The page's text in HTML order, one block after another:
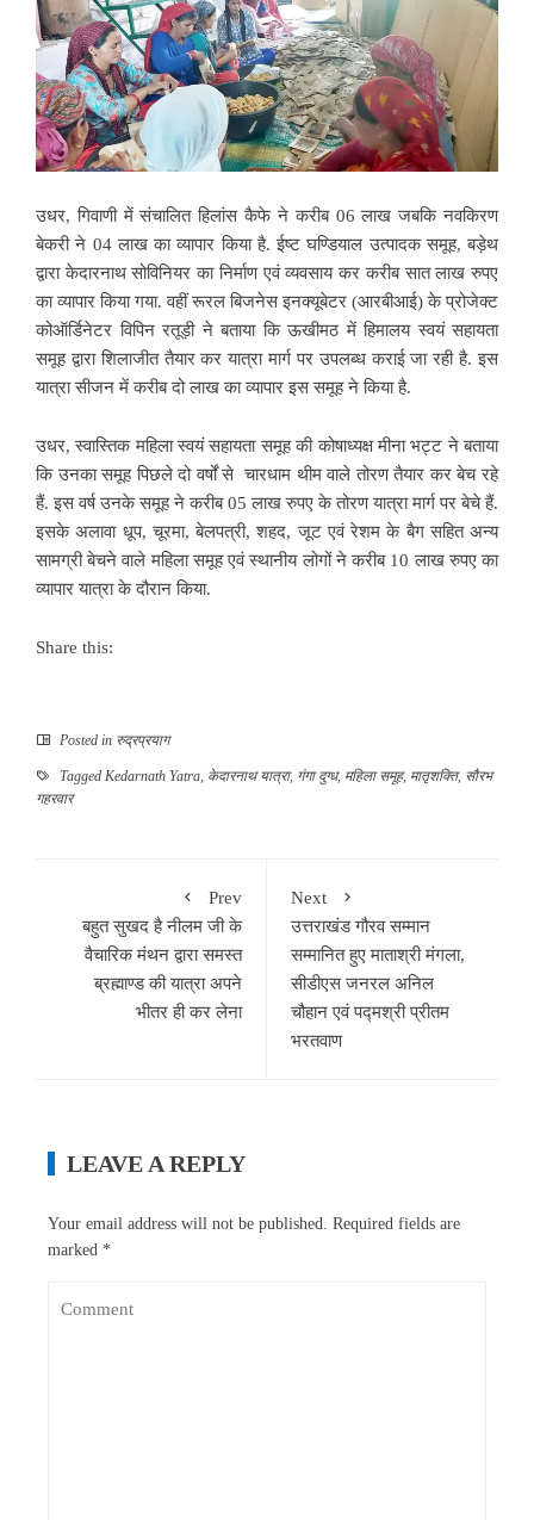
उधर, गिवाणी में संचालित हिलांस कैफे ने करीब 06 लाख जबकि नवकिरण
बेकरी ने 04 लाख का व्यापार किया है. ईष्ट घण्डियाल उत्पादक समूह, बड़ेथ
द्वारा केदारनाथ सोविनियर का निर्माण एवं व्यवसाय कर करीब सात लाख रुपए
का व्यापार किया गया. वहीं रूरल बिजनेस इनक्यूबेटर (आरबीआई) के प्रोजेक्ट
कोऑर्डिनेटर विपिन रतूड़ी ने बताया कि ऊखीमठ में हिमालय स्वयं सहायता
समूह द्वारा शिलाजीत तैयार कर यात्रा मार्ग पर उपलब्ध कराई जा रही है. इस
यात्रा सीजन में करीब दो लाख का व्यापार इस समूह ने किया है.
उधर, स्वास्तिक महिला स्वयं सहायता समूह की कोषाध्यक्ष मीना भट्ट ने बताया
कि उनका समूह पिछले दो वर्षों से चारधाम थीम वाले तोरण तैयार कर बेच रहे
हैं. इस वर्ष उनके समूह ने करीब 05 लाख रुपए के तोरण यात्रा मार्ग पर बेचे हैं.
इसके अलावा धूप, चूरमा, बेलपत्री, शहद, जूट एवं रेशम के बैग सहित अन्य
सामग्री बेचने वाले महिला समूह एवं स्थानीय लोगों ने करीब 10 लाख रुपए का
व्यापार यात्रा के दौरान किया.
Share this:
Posted in रुद्रप्रयाग
Tagged Kedarnath Yatra केदारनाथ यात्रा, गंगा दुग्ध, महिला समूह, मातृशक्ति, सौरभ
गहरवार
Prev
बहुत सुखद है नीलम जी के
वैचारिक मंथन द्वारा समस्त
ब्रह्माण्ड की यात्रा अपने
भीतर ही कर लेना
Next
उत्तराखंड गौरव सम्मान
सम्मानित हुए माताश्री मंगला,
सीडीएस जनरल अनिल
चौहान एवं पद्मश्री प्रीतम
भरतवाण
LEAVE A REPLY
Your email address will not be published.
Required fields are
marked *